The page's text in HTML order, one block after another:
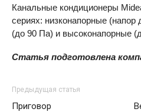
Канальные кондиционеры
сериях: низконапорные
(до 90 Па) и высоконапорные
Статья подготовлена
Предыдущая статья
Приговор